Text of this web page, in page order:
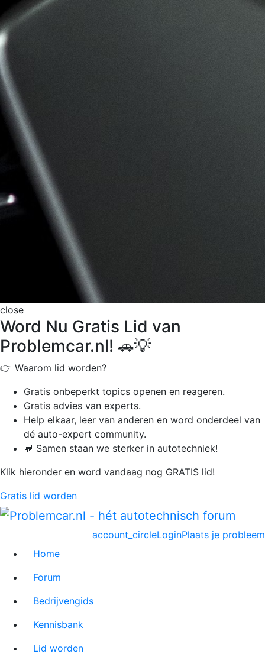
close
Word Nu Gratis Lid van
Problemcar.nl! 🚗💡
👉 Waarom lid worden?
Gratis onbeperkt topics openen en reageren.
Gratis advies van experts.
Help elkaar, leer van anderen en word onderdeel van
dé auto-expert community.
💬 Samen staan we sterker in autotechniek!
Klik hieronder en word vandaag nog GRATIS lid!
Gratis lid worden
Plaats je probleem
account_circleLogin
Home
Forum
Bedrijvengids
Kennisbank
Lid worden